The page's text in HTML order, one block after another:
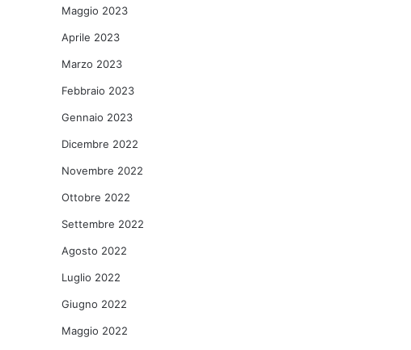
Maggio 2023
Aprile 2023
Marzo 2023
Febbraio 2023
Gennaio 2023
Dicembre 2022
Novembre 2022
Ottobre 2022
Settembre 2022
Agosto 2022
Luglio 2022
Giugno 2022
Maggio 2022